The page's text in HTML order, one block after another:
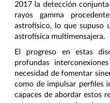
2017 la detección
rayos gamma
astrofísico, lo que supuso
astrofísica multimensajera.
El progreso en estas
profundas
necesidad de fomentar
como de impulsar perfiles
capaces de abordar estos